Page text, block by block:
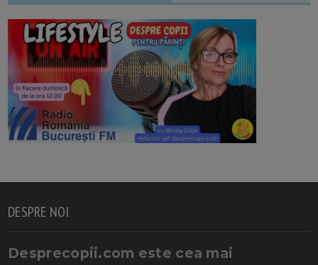
DESPRE NOI
Desprecopii.com este cea mai